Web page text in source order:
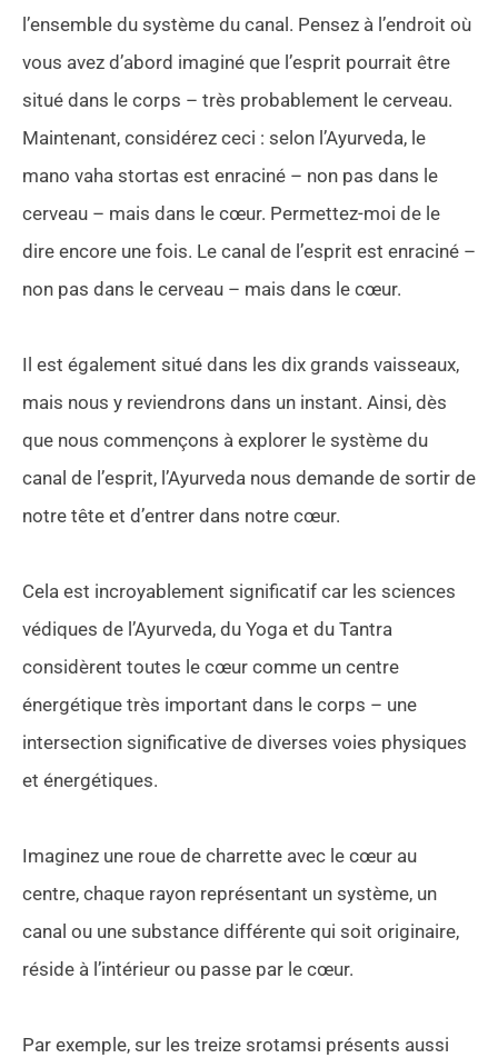
l’ensemble du système du canal. Pensez à l’endroit où
vous avez d’abord imaginé que l’esprit pourrait être
situé dans le corps – très probablement le cerveau.
Maintenant, considérez ceci : selon l’Ayurveda, le
mano vaha stortas est enraciné – non pas dans le
cerveau – mais dans le cœur. Permettez-moi de le
dire encore une fois. Le canal de l’esprit est enraciné –
non pas dans le cerveau – mais dans le cœur.
Il est également situé dans les dix grands vaisseaux,
mais nous y reviendrons dans un instant. Ainsi, dès
que nous commençons à explorer le système du
canal de l’esprit, l’Ayurveda nous demande de sortir de
notre tête et d’entrer dans notre cœur.
Cela est incroyablement significatif car les sciences
védiques de l’Ayurveda, du Yoga et du Tantra
considèrent toutes le cœur comme un centre
énergétique très important dans le corps – une
intersection significative de diverses voies physiques
et énergétiques.
Imaginez une roue de charrette avec le cœur au
centre, chaque rayon représentant un système, un
canal ou une substance différente qui soit originaire,
réside à l’intérieur ou passe par le cœur.
Par exemple, sur les treize srotamsi présents aussi